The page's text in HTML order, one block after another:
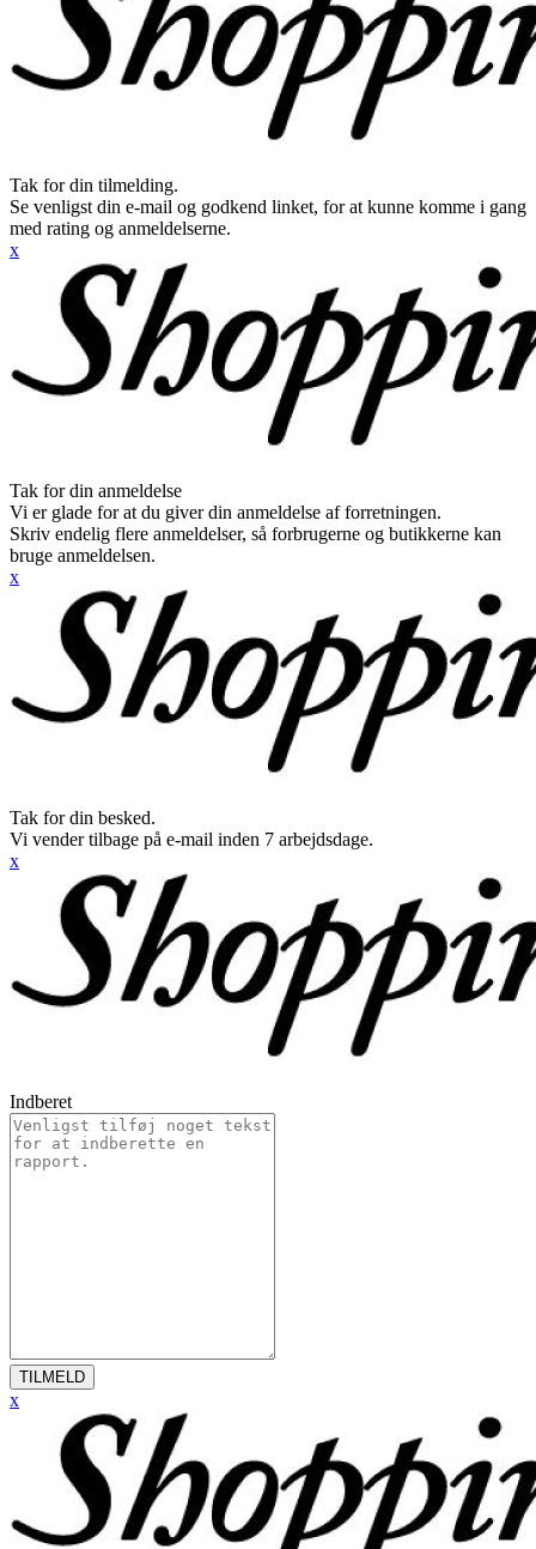
Tak for din tilmelding.
Se venligst din e-mail og godkend linket, for at kunne komme i gang
med rating og anmeldelserne.
x
Tak for din anmeldelse
Vi er glade for at du giver din anmeldelse af forretningen.
Skriv endelig flere anmeldelser, så forbrugerne og butikkerne kan
bruge anmeldelsen.
x
Tak for din besked.
Vi vender tilbage på e-mail inden 7 arbejdsdage.
x
Indberet
TILMELD
x